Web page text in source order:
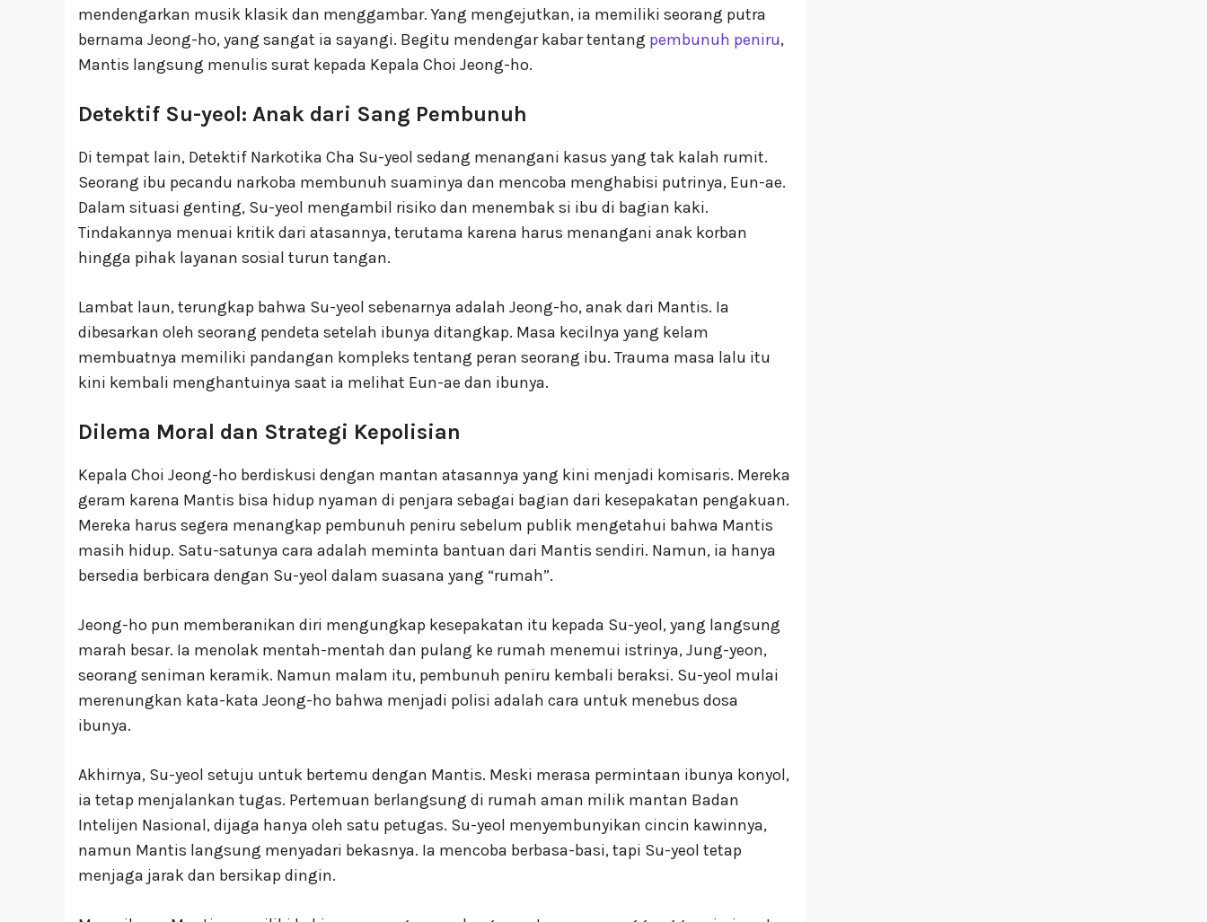
mendengarkan musik klasik dan menggambar. Yang mengejutkan, ia memiliki seorang putra
bernama Jeong-ho, yang sangat ia sayangi. Begitu mendengar kabar tentang pembunuh peniru,
Mantis langsung menulis surat kepada Kepala Choi Jeong-ho.
Detektif Su-yeol: Anak dari Sang Pembunuh
Di tempat lain, Detektif Narkotika Cha Su-yeol sedang menangani kasus yang tak kalah rumit.
Seorang ibu pecandu narkoba membunuh suaminya dan mencoba menghabisi putrinya, Eun-ae.
Dalam situasi genting, Su-yeol mengambil risiko dan menembak si ibu di bagian kaki.
Tindakannya menuai kritik dari atasannya, terutama karena harus menangani anak korban
hingga pihak layanan sosial turun tangan.
Lambat laun, terungkap bahwa Su-yeol sebenarnya adalah Jeong-ho, anak dari Mantis. Ia
dibesarkan oleh seorang pendeta setelah ibunya ditangkap. Masa kecilnya yang kelam
membuatnya memiliki pandangan kompleks tentang peran seorang ibu. Trauma masa lalu itu
kini kembali menghantuinya saat ia melihat Eun-ae dan ibunya.
Dilema Moral dan Strategi Kepolisian
Kepala Choi Jeong-ho berdiskusi dengan mantan atasannya yang kini menjadi komisaris. Mereka
geram karena Mantis bisa hidup nyaman di penjara sebagai bagian dari kesepakatan pengakuan.
Mereka harus segera menangkap pembunuh peniru sebelum publik mengetahui bahwa Mantis
masih hidup. Satu-satunya cara adalah meminta bantuan dari Mantis sendiri. Namun, ia hanya
bersedia berbicara dengan Su-yeol dalam suasana yang “rumah”.
Jeong-ho pun memberanikan diri mengungkap kesepakatan itu kepada Su-yeol, yang langsung
marah besar. Ia menolak mentah-mentah dan pulang ke rumah menemui istrinya, Jung-yeon,
seorang seniman keramik. Namun malam itu, pembunuh peniru kembali beraksi. Su-yeol mulai
merenungkan kata-kata Jeong-ho bahwa menjadi polisi adalah cara untuk menebus dosa
ibunya.
Akhirnya, Su-yeol setuju untuk bertemu dengan Mantis. Meski merasa permintaan ibunya konyol,
ia tetap menjalankan tugas. Pertemuan berlangsung di rumah aman milik mantan Badan
Intelijen Nasional, dijaga hanya oleh satu petugas. Su-yeol menyembunyikan cincin kawinnya,
namun Mantis langsung menyadari bekasnya. Ia mencoba berbasa-basi, tapi Su-yeol tetap
menjaga jarak dan bersikap dingin.